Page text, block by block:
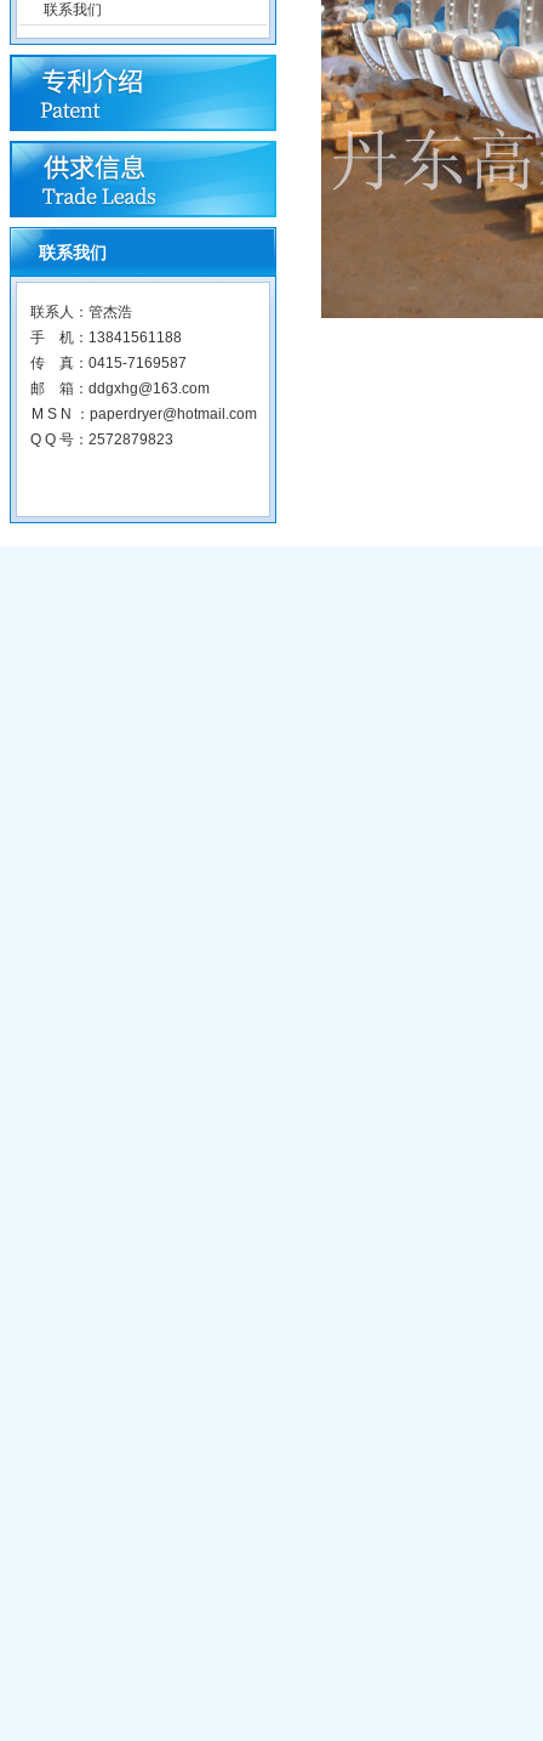
联系我们
联系我们
联系人：管杰浩
手 机：13841561188
传 真：0415-7169587
邮 箱：ddgxhg@163.com
M S N ：paperdryer@hotmail.com
Q Q 号：2572879823